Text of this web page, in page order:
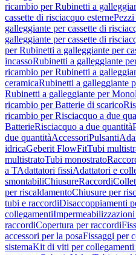
ricambio per Rubinetti a
cassette di risciacquo esterne
galleggiante per cassette di
galleggiante per cassette di
per Rubinetti a galleggiante per
incassoRubinetti a galleggiante
ricambio per Rubinetti a
ceramicaRubinetti a galleggiante
Rubinetti a galleggiante per
ricambio per Batterie di scarico
ricambio per Risciacquo a due
BatterieRisciacquo a due quantità
due quantitàAccessoriPulsanti
idricaGeberit FlowFitTubi
multistratoTubi monostrato
a TAdattatori fissiAdattatori e
smontabiliChiusureRaccordi
per riscaldamentoChiusure per
tubi e raccordiDisaccoppiamenti
collegamenti
raccordiCopertura per raccordi
accessori per la posaFissaggi per
sistemaKit di viti per collegamenti